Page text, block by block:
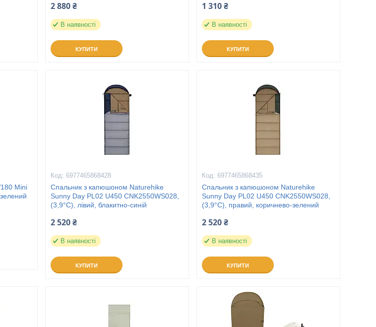
2 880 ₴
В наявності
КУПИТИ
1 310 ₴
В наявності
КУПИТИ
Mini
6977465868428
Спальник з капюшоном Naturehike
Sunny Day PL02 U450 CNK2550WS028,
(3,9°C), лівий, блакитно-синій
2 520 ₴
В наявності
КУПИТИ
6977465868435
Спальник з капюшоном Naturehike
Sunny Day PL02 U450 CNK2550WS028,
(3,9°C), правий, коричнево-зелений
2 520 ₴
В наявності
КУПИТИ